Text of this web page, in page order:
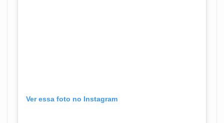
Ver essa foto no Instagram